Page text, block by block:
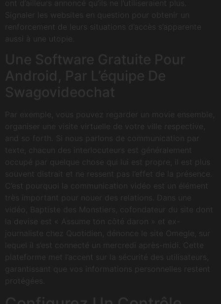
ont d’ailleurs annoncé qu’ils ne l’utiliseraient plus.
Signaler les websites en question pour obtenir un
renforcement de leurs situations d’accès s’apparente
aussi à une utopie.
Une Software Gratuite Pour
Android, Par L’équipe De
Swagovideochat
Par exemple, vous pouvez regarder un movie ensemble,
organiser une visite virtuelle de votre ville respective,
and so forth. Si nous parlons de communication par
texte, chacun des interlocuteurs est généralement
occupé par quelque chose qui lui est propre, il est plus
souvent distrait et ne ressent pas l’effet de la présence.
C’est pourquoi la communication vidéo est un élément
très important pour nouer des relations. Dans une
vidéo, Baptiste des Monstiers, cofondateur du site dont
la devise est « Assume ton côté daron » et ex-
journaliste chez Quotidien, dénonce le site Omegle, sur
lequel il s’est connecté un mercredi après-midi. Cette
plateforme met l’accent sur la sécurité des utilisateurs,
garantissant que vos informations personnelles restent
protégées.